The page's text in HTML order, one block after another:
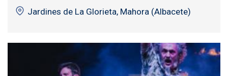
Jardines de La Glorieta, Mahora (Albacete)